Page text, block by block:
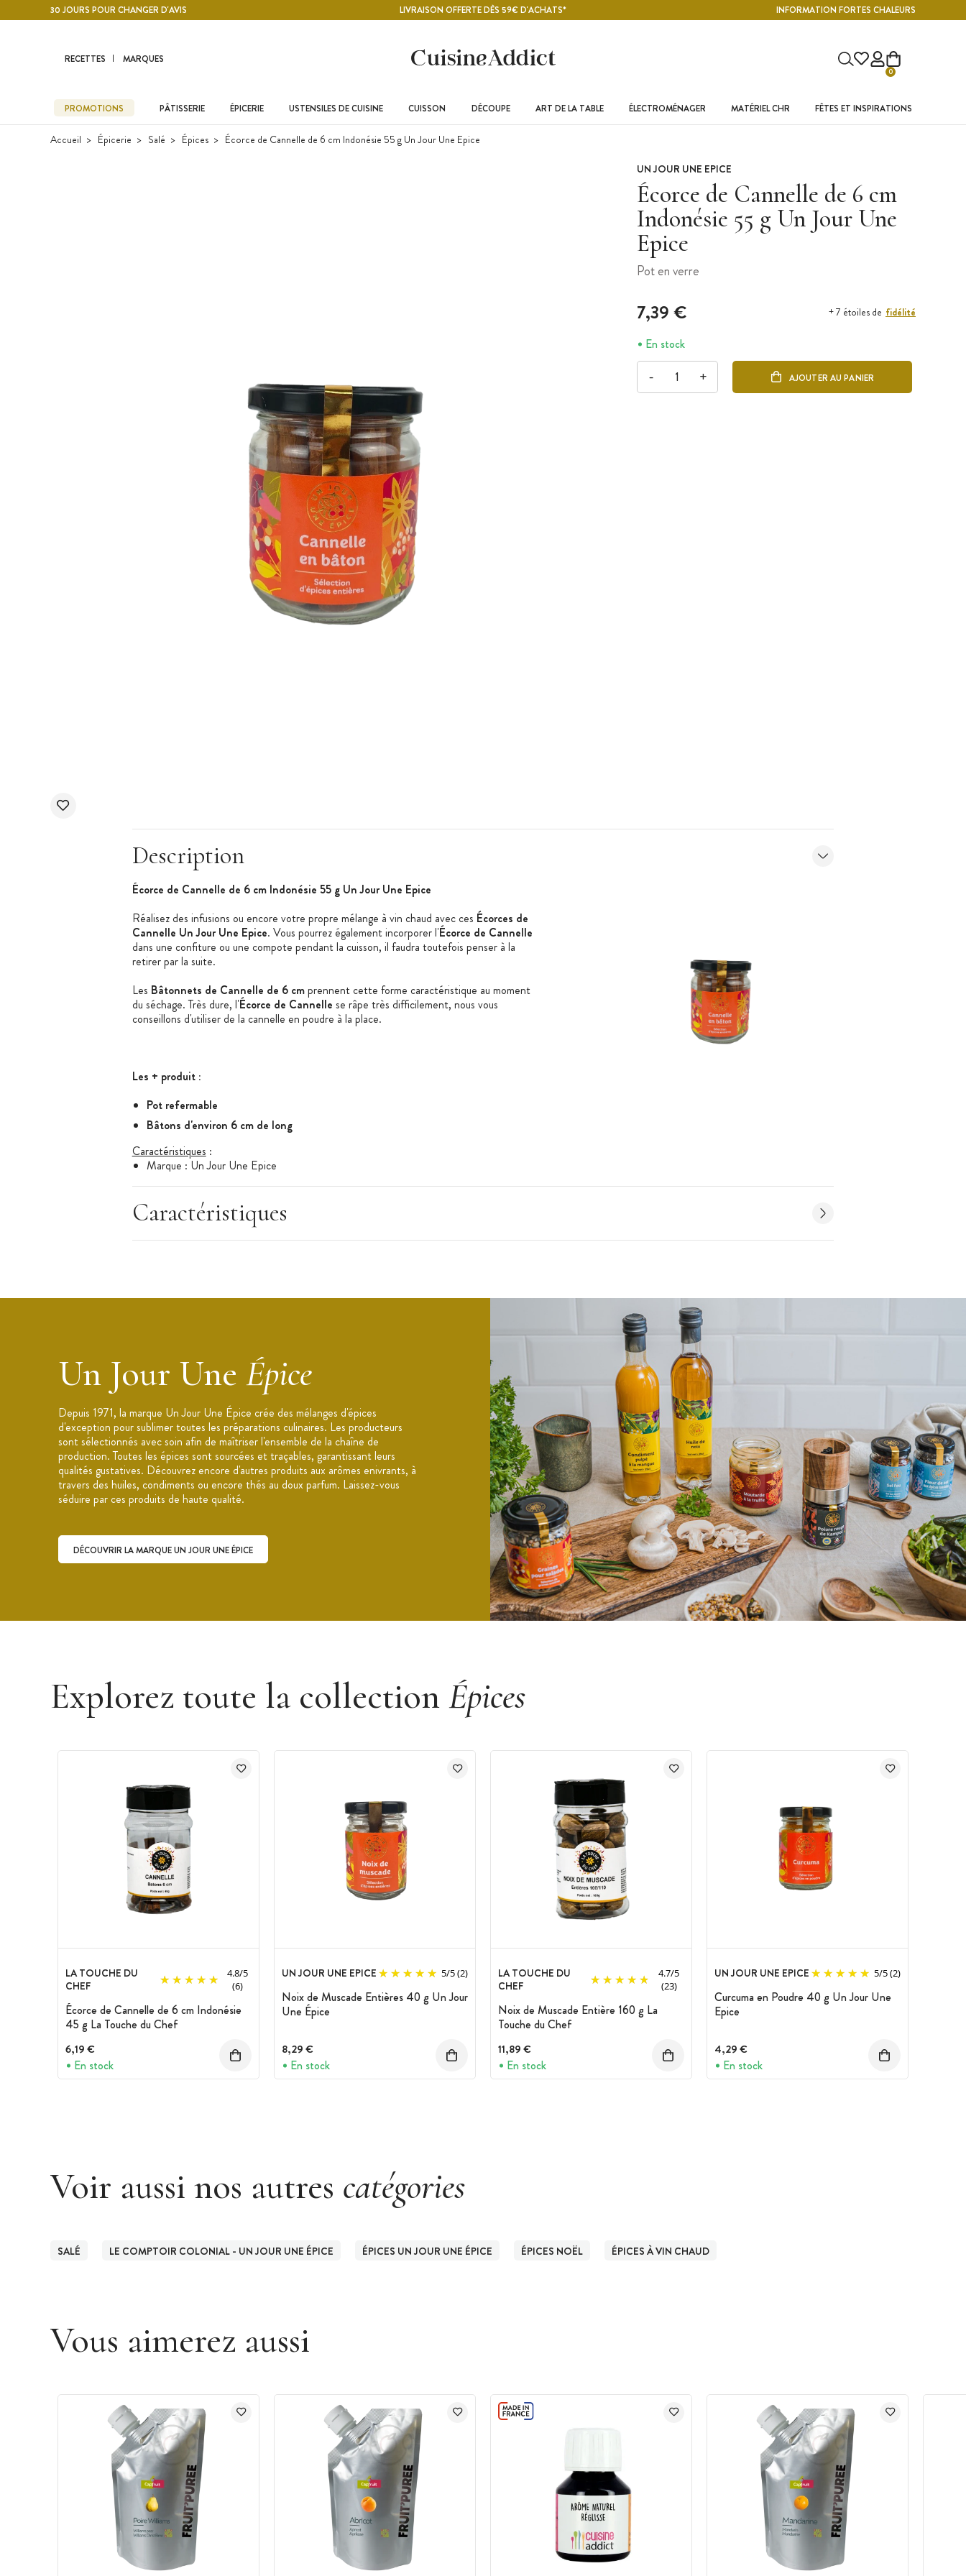
Contenu principal30 JOURS POUR CHANGER D'AVIS LIVRAISON OFFERTE DÈS 59€ D'ACHATS* INFORMATION FORTES CHALEURS
RECETTES MARQUES
0
PROMOTIONS PÂTISSERIE ÉPICERIE USTENSILES DE CUISINE CUISSON DÉCOUPE ART DE LA TABLE ÉLECTROMÉNAGER MATÉRIEL CHR FÊTES ET INSPIRATIONS
Accueil Épicerie Salé Épices Écorce de Cannelle de 6 cm Indonésie 55 g Un Jour Une Epice
UN JOUR UNE EPICE
Écorce de Cannelle de 6 cm
Indonésie 55 g Un Jour Une
Epice
Pot en verre
7,39 € + 7 étoiles de fidélité
En stock
- + AJOUTER AU PANIER
Description
Écorce de Cannelle de 6 cm Indonésie 55 g Un Jour Une Epice
Réalisez des infusions ou encore votre propre mélange à vin chaud avec ces Écorces de
Cannelle Un Jour Une Epice. Vous pourrez également incorporer l'Écorce de Cannelle
dans une confiture ou une compote pendant la cuisson, il faudra toutefois penser à la
retirer par la suite.
Les Bâtonnets de Cannelle de 6 cmprennent cette forme caractéristique au moment
du séchage. Très dure, l'Écorce de Cannelle se râpe très difficilement, nous vous
conseillons d'utiliser de la cannelle en poudre à la place.
Les + produit :
Pot refermable
Bâtons d'environ 6 cm de long
Caractéristiques :
Marque : Un Jour Une Epice
Bâtons de cannelle de 6 cm de long
Poids net : 55 g
Conditionnement : pot en verre
Caractéristiques
Un Jour Une Épice
Depuis 1971, la marque Un Jour Une Épice crée des mélanges d'épices
d'exception pour sublimer toutes les préparations culinaires. Les producteurs
sont sélectionnés avec soin afin de maîtriser l'ensemble de la chaîne de
production. Toutes les épices sont sourcées et traçables, garantissant leurs
qualités gustatives. Découvrez encore d'autres produits aux arômes enivrants, à
travers des huiles, condiments ou encore thés au doux parfum. Laissez-vous
séduire par ces produits de haute qualité.
DÉCOUVRIR LA MARQUE UN JOUR UNE ÉPICE
Explorez toute la collection Épices
LA TOUCHE DU
CHEF
4.8/5
(6)
Écorce de Cannelle de 6 cm Indonésie
45 g La Touche du Chef
6,19 €
En stock
UN JOUR UNE EPICE 5/5(2)
Noix de Muscade Entières 40 g Un Jour
Une Épice
8,29 €
En stock
LA TOUCHE DU
CHEF
4.7/5
(23)
Noix de Muscade Entière 160 g La
Touche du Chef
11,89 €
En stock
UN JOUR UNE EPICE 5/5(2)
Curcuma en Poudre 40 g Un Jour Une
Epice
4,29 €
En stock
Voir aussi nos autres catégories
SALÉ LE COMPTOIR COLONIAL - UN JOUR UNE ÉPICE ÉPICES UN JOUR UNE ÉPICE ÉPICES NOËL ÉPICES À VIN CHAUD
Vous aimerez aussi